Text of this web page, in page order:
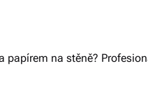
papírem na stěně?